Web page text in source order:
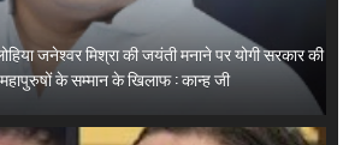
जनेश्वर मिश्रा की जयंती मनाने पर योगी सरकार की
के सम्मान के खिलाफ : कान्ह जी